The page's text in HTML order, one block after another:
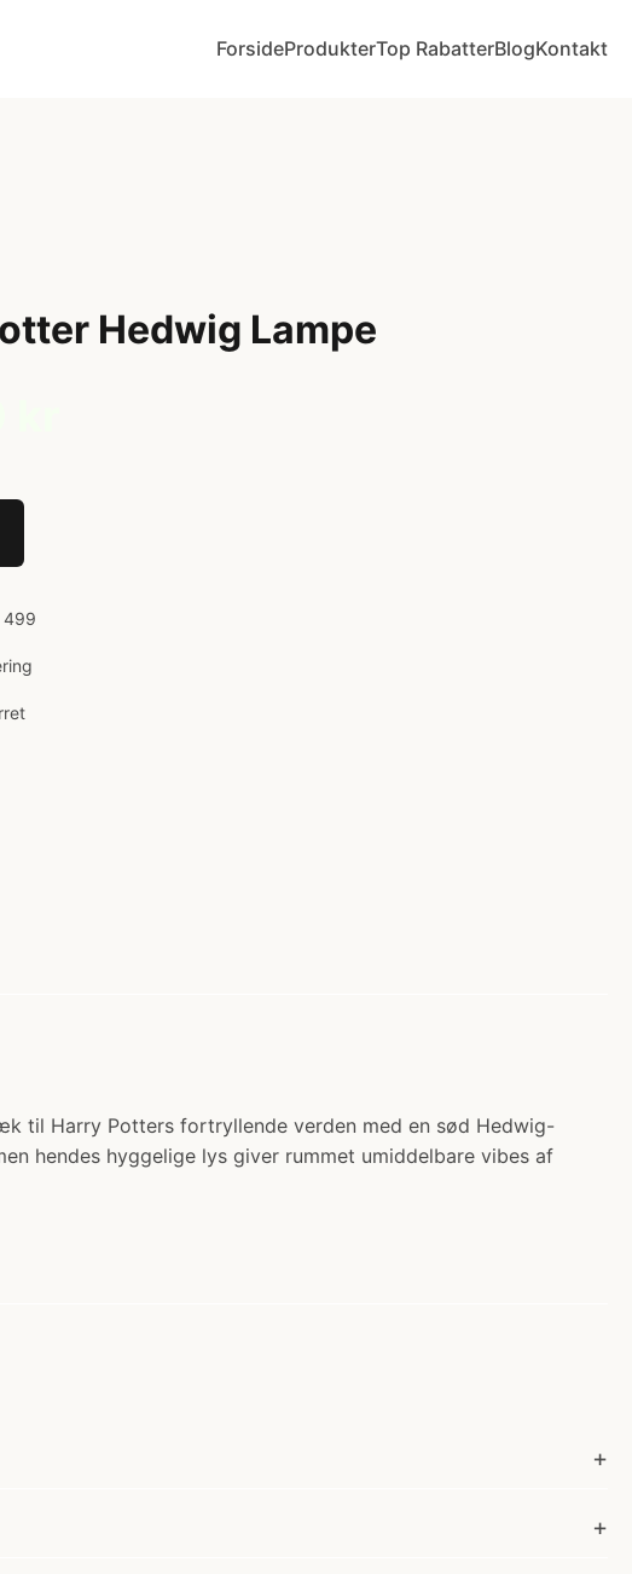
ForsideProdukterTop RabatterBlogKontakt
Hedwig Lampe
499
til Harry Potters fortryllende verden med en sød Hedwig-
hendes hyggelige lys giver rummet umiddelbare vibes af